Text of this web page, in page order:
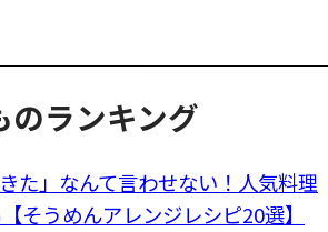
のランキング